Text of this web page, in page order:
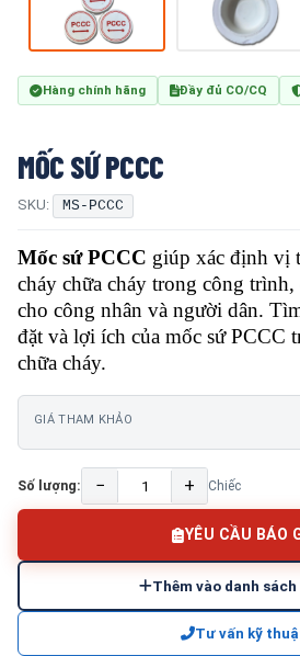
Hàng chính hãng Đầy đủ CO/CQ
​​​​​​​​​​​​​​MỐC SỨ PCCC
SKU: MS-PCCC
Mốc sứ PCCC giúp xác định vị
cháy chữa cháy trong công trình,
cho công nhân và người dân.
đặt và lợi ích của mốc sứ PCCC
chữa cháy.
GIÁ THAM KHẢO
Số lượng: − + Chiếc
YÊU CẦU BÁO
Thêm vào danh
Tư vấn kỹ